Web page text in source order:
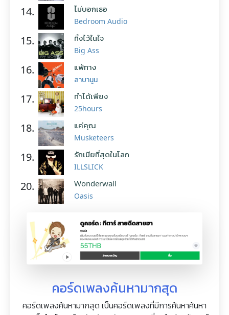
14. ไม่บอกเธอ
Bedroom Audio
15. ทิ้งไว้ในใจ
Big Ass
16. แพ้ทาง
ลาบานูน
17. ทำได้เพียง
25hours
18. แค่คุณ
Musketeers
19. รักเมียที่สุดในโลก
ILLSLICK
20. Wonderwall
Oasis
คอร์ดเพลงค้นหามากสุด
คอร์ดเพลงค้นหามากสุด เป็นคอร์ดเพลงที่มีการค้นหาค้นหา